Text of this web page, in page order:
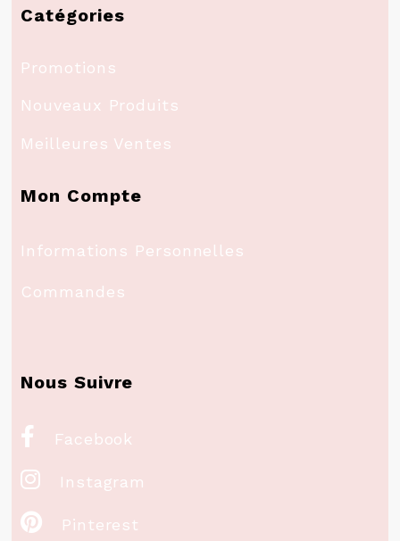
Catégories
Promotions
Nouveaux Produits
Meilleures Ventes
Mon Compte
Informations Personnelles
Commandes
Nous Suivre
 Facebook
 Instagram
 Pinterest